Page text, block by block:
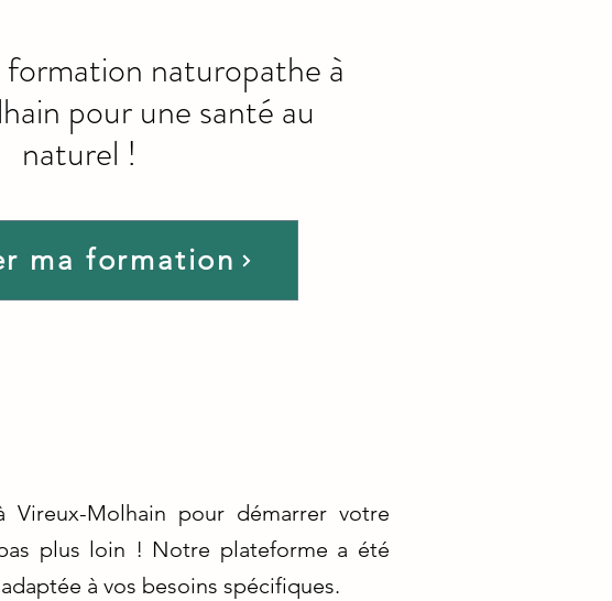
ma formation
naturopathe à
pour une santé au
naturel !
Molhain pour démarrer votre
plus loin ! Notre plateforme a été
à vos besoins spécifiques.